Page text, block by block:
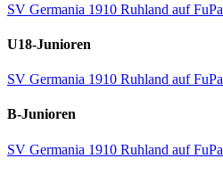
SV Germania 1910 Ruhland auf FuPa
U18-Junioren
SV Germania 1910 Ruhland auf FuPa
B-Junioren
SV Germania 1910 Ruhland auf FuPa